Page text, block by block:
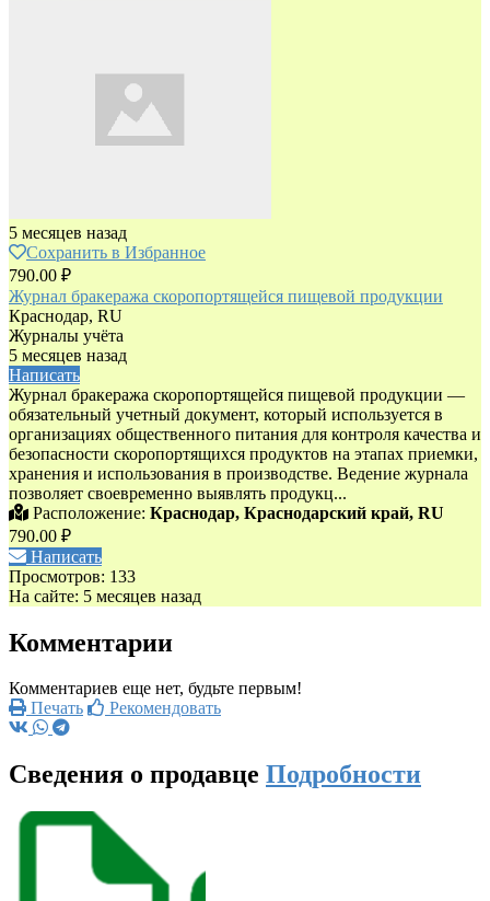
5 месяцев назад
Сохранить в Избранное
790.00 ₽
Журнал бракеража скоропортящейся пищевой продукции
Краснодар, RU
Журналы учёта
5 месяцев назад
Написать
Журнал бракеража скоропортящейся пищевой продукции —
обязательный учетный документ, который используется в
организациях общественного питания для контроля качества и
безопасности скоропортящихся продуктов на этапах приемки,
хранения и использования в производстве. Ведение журнала
позволяет своевременно выявлять продукц...
Расположение: Краснодар, Краснодарский край, RU
790.00 ₽
Написать
Просмотров: 133
На сайте: 5 месяцев назад
Комментарии
Комментариев еще нет, будьте первым!
Печать
Рекомендовать
Сведения о продавце Подробности